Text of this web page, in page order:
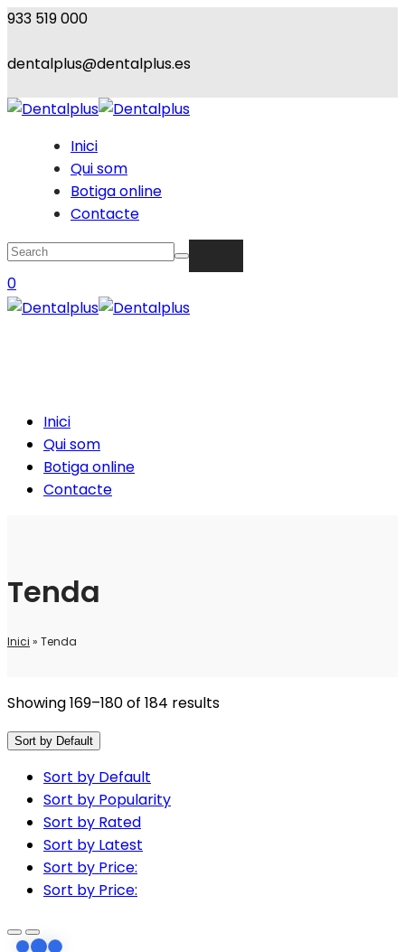
933 519 000
dentalplus@dentalplus.es
Inici
Qui som
Botiga online
Contacte
0
Inici
Qui som
Botiga online
Contacte
Tenda
Inici » Tenda
Showing 169–180 of 184 results
Sort by Default
Sort by Default
Sort by Popularity
Sort by Rated
Sort by Latest
Sort by Price:
Sort by Price: